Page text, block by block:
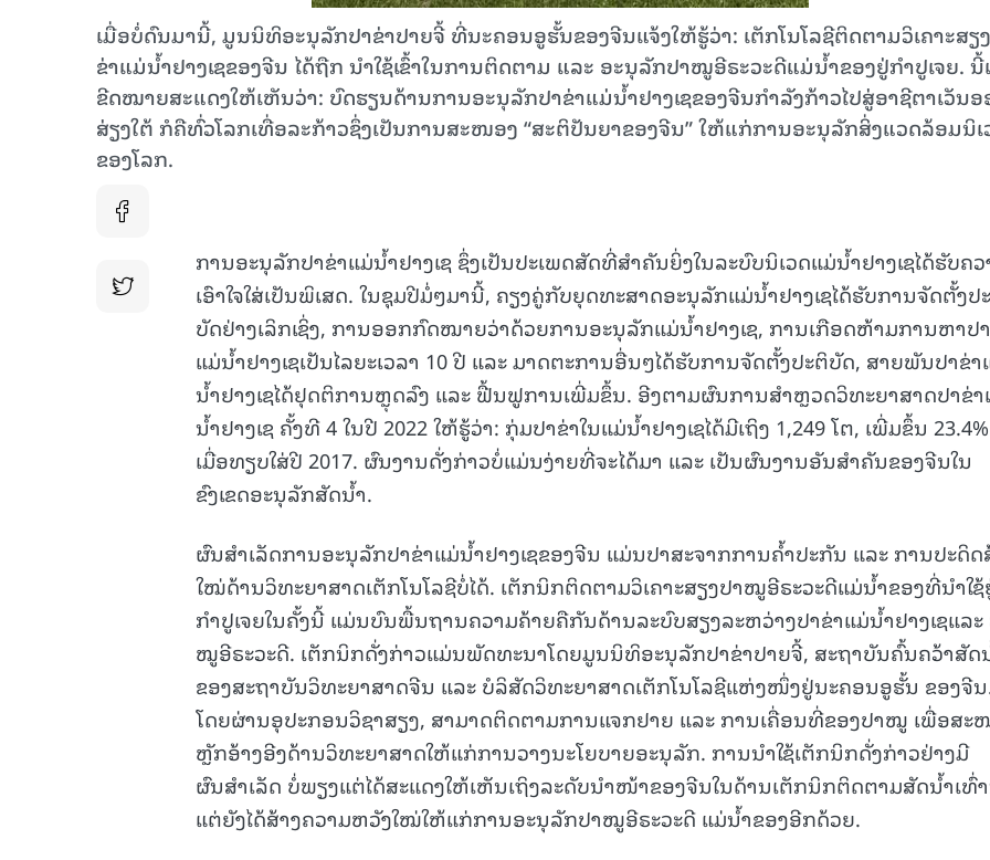
ເມື່ອ​ບໍ່​ດົນ​ມາ​ນີ້, ມູນ​ນິ​ທິ​ອະ​ນຸ​ລັກ​ປາ​ຂ່າ​ປາຍ​ຈີ້ ທີ່​ນະ​ຄອນ​ອູ​ຮັ້ນຂອງ​ຈີນ​ແຈ້ງ​ໃຫ້​ຮູ້​ວ່າ: ເຕັກ​ໂນ​ໂລ​ຊີ​ຕິດ​ຕາມວິ​ເຄາະສຽ
ຂ່າ​ແມ່​ນ້ຳ​ຢາງ​ເຊຂອງ​ຈີນ​ ໄດ້​ຖືກ ​ນໍ​າ​ໃຊ້​ເຂົ້າ​ໃນ​ການ​ຕິດ​ຕາມ ແລະ ອະ​ນຸ​ລັກ​ປາໝູ​ອີ​ຣະ​ວະ​ດີ​ແມ່​ນ້ຳ​ຂອງ​ຢູ່ກຳ​ປູ​ເຈຍ. ນີ້​
ຂີດ​ໝາຍ​ສະ​ແດງ​ໃຫ້​ເຫັນ​ວ່າ: ບົດ​ຮຽນ​ດ້ານ​ການ​ອະ​ນຸ​ລັກ​ປາ​ຂ່າ​ແມ່​ນ້ຳ​ຢາງ​ເຊ​ຂອງ​ຈີນ​ກຳ​ລັງ​ກ້າວ​ໄປ​ສູ່​ອາ​ຊີ​ຕາ​ເວັນ​
ສ່ຽງ​ໃຕ້ ກໍ​ຄື​ທົ່ວ​ໂລກ​ເທື່ອ​ລະ​ກ້າວຊຶ່ງ​ເປັນ​ການສະ​ໜອງ “ສະ​ຕິ​ປັນ​ຍາ​ຂອງ​ຈີນ”​ ໃຫ້​ແກ່​ການ​ອະ​ນຸ​ລັກ​ສິ່ງ​ແວດ​ລ້ອມ​ນິ​ເ
ຂອງ​ໂລກ.
ການອະນຸລັກປາຂ່າແມ່ນ້ຳຢາງເຊ ຊຶ່ງເປັນປະເພດສັດທີ່ສຳຄັນຍິ່ງໃນລະບົບນິເວດແມ່ນ້ຳຢາງເຊໄດ້ຮັບຄ
ເອົາໃຈໃສ່ເປັນພິເສດ. ໃນຊຸມປີມໍ່ໆມານີ້, ຄຽງຄູ່ກັບຍຸດທະສາດອະນຸລັກແມ່ນ້ຳຢາງເຊໄດ້ຮັບການຈັດຕັ້ງປ
ບັດຢ່າງເລິກເຊິ່ງ, ການອອກກົດໝາຍວ່າດ້ວຍການອະນຸລັກແມ່ນ້ຳຢາງເຊ, ການເກືອດຫ້າມການຫາປ
ແມ່ນໍ້າຢາງເຊເປັນໄລຍະເວລາ 10 ປີ ແລະ ມາດຕະການອື່ນໆໄດ້ຮັບການຈັດຕັ້ງປະຕິບັດ, ສາຍພັນປາຂ່າ
ນ້ຳຢາງເຊໄດ້ຢຸດຕິການຫຼຸດລົງ ແລະ ຟື້ນຟູການເພີ່ມຂຶ້ນ. ອີງຕາມຜົນການສຳຫຼວດວິທະຍາສາດປາຂ່າ
ນ້ຳຢາງເຊ ຄັ້ງທີ 4 ໃນປີ 2022 ໃຫ້ຮູ້ວ່າ: ກຸ່ມປາຂ່າໃນແມ່ນ້ຳຢາງເຊໄດ້ມີເຖິງ 1,249 ໂຕ, ເພີ່ມຂຶ້ນ 23.4%
ເມື່ອທຽບໃສ່ປີ 2017. ຜົນງານດັ່ງກ່າວບໍ່ແມ່ນງ່າຍທີ່ຈະໄດ້ມາ ແລະ ເປັນຜົນງານອັນສຳຄັນຂອງຈີນໃນ
ຂົງເຂດອະນຸລັກສັດນ້ຳ.
ຜົນສຳເລັດການອະນຸລັກປາຂ່າແມ່ນ້ຳຢາງເຊຂອງຈີນ ແມ່ນປາສະຈາກການຄ້ຳປະກັນ ແລະ ການປະດິດ
ໃໝ່ດ້ານວິທະຍາສາດເຕັກໂນໂລຊີບໍ່ໄດ້. ເຕັກນິກຕິດຕາມວິເຄາະສຽງປາໝູອີຣະວະດີແມ່ນ້ຳຂອງທີ່ນຳໃຊ້
ກຳປູເຈຍໃນຄັ້ງນີ້ ແມ່ນບົນພື້ນຖານຄວາມຄ້າຍຄືກັນດ້ານລະບົບສຽງລະຫວ່າງປາຂ່າແມ່ນ້ຳຢາງເຊແລະ
ໝູອີຣະວະດີ. ເຕັກນິກດັ່ງກ່າວແມ່ນພັດທະນາໂດຍມູນນິທິອະນຸລັກປາຂ່າປາຍຈີ້, ສະຖາບັນຄົ້ນຄວ້າສັດ
ຂອງສະຖາບັນວິທະຍາສາດຈີນ ແລະ ບໍລິສັດວິທະຍາສາດເຕັກໂນໂລຊີແຫ່ງໜຶ່ງຢູ່ນະຄອນອູຮັ້ນ ຂອງຈີ
ໂດຍຜ່ານອຸປະກອນວິຊາສຽງ, ສາມາດຕິດຕາມການແຈກຢາຍ ແລະ ການເຄື່ອນທີ່ຂອງປາໝູ ເພື່ອສະ
ຫຼັກອ້າງອີງດ້ານວິທະຍາສາດໃຫ້ແກ່ການວາງນະໂຍບາຍອະນຸລັກ. ການນຳໃຊ້ເຕັກນິກດັ່ງກ່າວຢ່າງມີ
ຜົນສຳເລັດ ບໍ່ພຽງແຕ່ໄດ້ສະແດງໃຫ້ເຫັນເຖິງລະດັບນຳໜ້າຂອງຈີນໃນດ້ານເຕັກນິກຕິດຕາມສັດນ້ຳເທົ່
ແຕ່ຍັງໄດ້ສ້າງຄວາມຫວັງໃໝ່ໃຫ້ແກ່ການອະນຸລັກປາໝູອີຣະວະດີ ແມ່ນ້ຳຂອງອີກດ້ວຍ.
15.040(07-08-